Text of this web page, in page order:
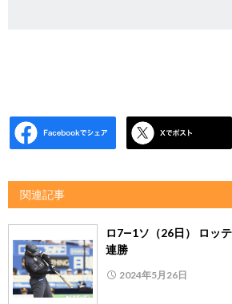
関連記事
ロ7―1ソ（26日） ロッ
連勝
2024年5月26日